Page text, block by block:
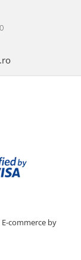
commerce by